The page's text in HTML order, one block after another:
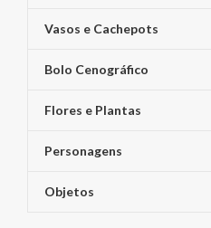
Vasos e Cachepots
Bolo Cenográfico
Flores e Plantas
Personagens
Objetos